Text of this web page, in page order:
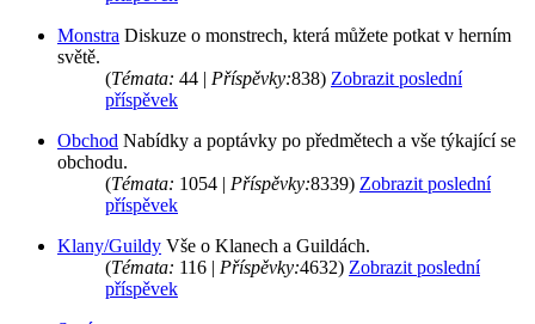
Monstra Diskuze o monstrech, která můžete potkat v herním
světě.
(Témata: 44 | Příspěvky:838) Zobrazit poslední
příspěvek
Obchod Nabídky a poptávky po předmětech a vše týkající se
obchodu.
(Témata: 1054 | Příspěvky:8339) Zobrazit poslední
příspěvek
Klany/Guildy Vše o Klanech a Guildách.
(Témata: 116 | Příspěvky:4632) Zobrazit poslední
příspěvek